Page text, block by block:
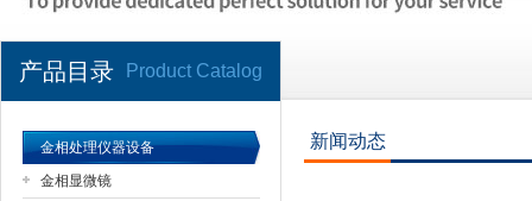
产品目录 Product Catalog
金相处理仪器设备
金相显微镜
新闻动态